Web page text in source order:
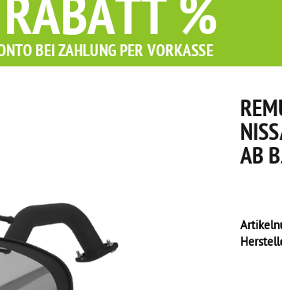
%
BEI ZAHLUNG PER VORKASSE
AB
Gratis eine Flasche Rain-X Regenabweiser!